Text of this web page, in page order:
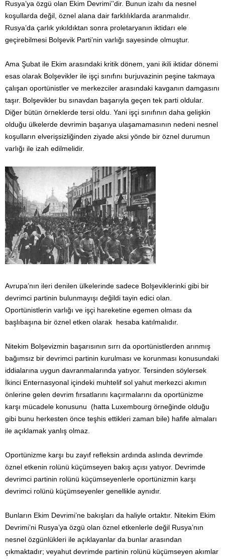
Rusya’ya özgü olan Ekim Devrimi’’dir. Bunun izahı da nesnel
koşullarda değil, öznel alana dair farklılıklarda aranmalıdır.
Rusya’da çarlık yıkıldıktan sonra proletaryanın iktidarı ele
geçirebilmesi Bolşevik Parti’nin varlığı sayesinde olmuştur.
Ama Şubat ile Ekim arasındaki kritik dönem, yani ikili iktidar dönemi
esas olarak Bolşevikler ile işçi sınıfını burjuvazinin peşine takmaya
çalışan oportünistler ve merkezciler arasındaki kavganın damgasını
taşır. Bolşevikler bu sınavdan başarıyla geçen tek parti oldular.
Diğer bütün örneklerde tersi oldu. Yani işçi sınıfının daha gelişkin
olduğu ülkelerde devrimin başarıya ulaşamamasının nedeni nesnel
koşulların elverişsizliğinden ziyade aksi yönde bir öznel durumun
varlığı ile izah edilmelidir.
Avrupa’nın ileri denilen ülkelerinde sadece Bolşeviklerinki gibi bir
devrimci partinin bulunmayışı değildi tayin edici olan.
Oportünistlerin varlığı ve işçi hareketine egemen olması da
başlıbaşına bir öznel etken olarak hesaba katılmalıdır.
Nitekim Bolşevizmin başarısının sırrı da oportünistlerden arınmış
bağımsız bir devrimci partinin kurulması ve korunması konusundaki
iddialarına uygun davranmalarında yatıyor. Tersinden söylersek
İkinci Enternasyonal içindeki muhtelif sol yahut merkezci akımın
önlerine gelen devrim fırsatlarını kaçırmalarını da oportünizme
karşı mücadele konusunu (hatta Luxembourg örneğinde olduğu
gibi bunu herkesten önce teşhis ettikleri zaman bile) hafife almaları
ile açıklamak yanlış olmaz.
Oportünizme karşı bu zayıf refleksin ardında aslında devrimde
öznel etkenin rolünü küçümseyen bakış açısı yatıyor. Devrimde
devrimci partinin rolünü küçümseyenlerle oportünizmin karşı
devrimci rolünü küçümseyenler genellikle aynıdır.
Bunların Ekim Devrimi’ne bakışları da haliyle ortaktır. Nitekim Ekim
Devrimi’ni Rusya’ya özgü olan öznel etkenlerle değil Rusya’nın
nesnel özgünlükleri ile açıklayanlar da bunlar arasından
çıkmaktadır; veyahut devrimde partinin rolünü küçümseyen akımlar